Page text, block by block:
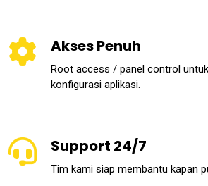
Akses Penuh
Root access / panel control
konfigurasi aplikasi.
Support 24/7
Tim kami siap membantu kapan